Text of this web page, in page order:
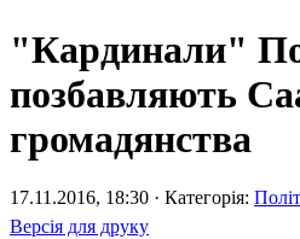
"Кардинали"
позбавляють
громадянства
17.11.2016, 18:30 · Категорія:
Версія для друку